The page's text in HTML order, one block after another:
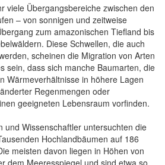
viele Übergangsbereiche zwischen den
– von sonnigen und zeitweise
zum amazonischen Tiefland bis
Diese Schwellen, die auch
scheinen die Migration von Arten
sein, dass sich manche Baumarten, die
Wärmeverhältnisse in höhere Lagen
Regenmengen oder
geeigneten Lebensraum vorfinden.
und Wissenschaftler untersuchten die
Hochlandbäumen auf 186
meisten davon liegen in Höhen von
dem Meeresspiegel und sind etwa so